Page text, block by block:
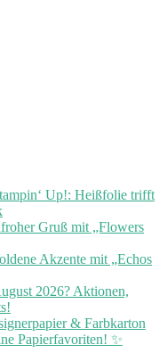
Up!: Heißfolie trifft
Gruß mit „Flowers
Akzente mit „Echos
2026? Aktionen,
& Farbkarton
Papierfavoriten! ✨